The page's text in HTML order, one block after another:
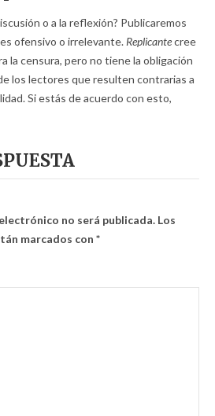
o a la reflexión? Publicaremos
ofensivo o irrelevante. Replicantecree
la censura, pero no tiene la obligación
los lectores que resulten contrarias a
Si estás de acuerdo con esto,
no será publicada. Los
marcados con *